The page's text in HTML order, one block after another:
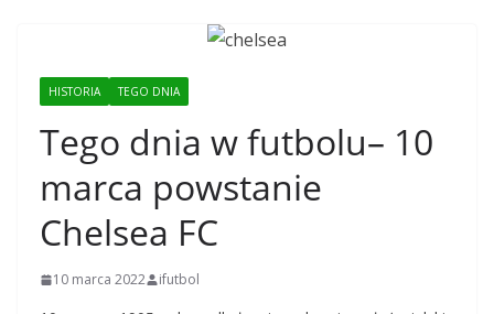
HISTORIA TEGO DNIA
Tego dnia w futbolu– 10
marca powstanie
Chelsea FC
10 marca 2022 ifutbol